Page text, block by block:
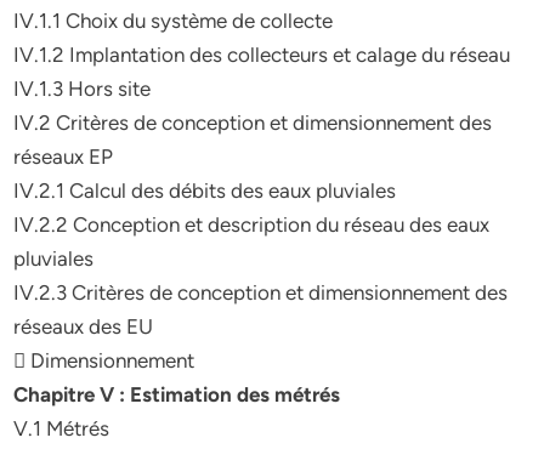
IV.1.1 Choix du système de collecte
IV.1.2 Implantation des collecteurs et calage du réseau
IV.1.3 Hors site
IV.2 Critères de conception et dimensionnement des
réseaux EP
IV.2.1 Calcul des débits des eaux pluviales
IV.2.2 Conception et description du réseau des eaux
pluviales
IV.2.3 Critères de conception et dimensionnement des
réseaux des EU
 Dimensionnement
Chapitre V : Estimation des métrés
V.1 Métrés